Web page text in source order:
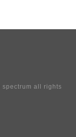
spectrum all rights